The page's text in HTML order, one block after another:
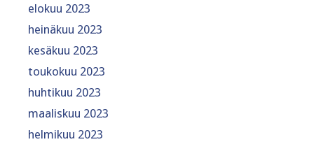
elokuu 2023
heinäkuu 2023
kesäkuu 2023
toukokuu 2023
huhtikuu 2023
maaliskuu 2023
helmikuu 2023